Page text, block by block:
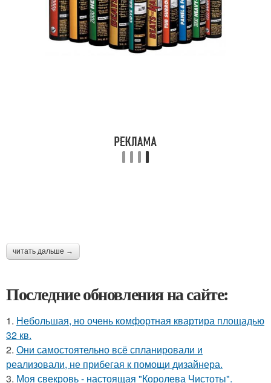
читать дальше →
Последние обновления на сайте:
1. Небольшая, но очень комфортная квартира площадью
32 кв.
2. Они самостоятельно всё спланировали и
реализовали, не прибегая к помощи дизайнера.
3. Моя свекровь - настоящая "Королева Чистоты".